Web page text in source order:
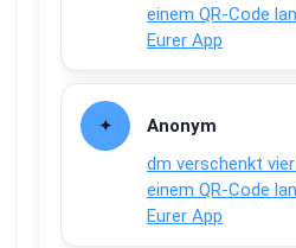
einem QR-Code
Eurer App
Anonym
dm verschenkt
einem QR-Code
Eurer App